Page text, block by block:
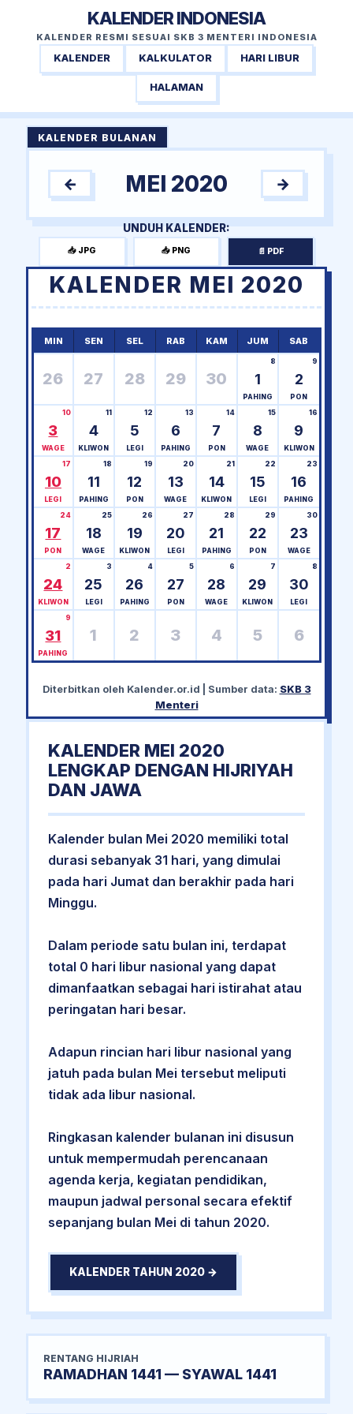
KALENDER INDONESIA
KALENDER RESMI SESUAI SKB 3 MENTERI INDONESIA
KALENDER KALKULATOR HARI LIBUR
HALAMAN
KALENDER BULANAN
← MEI 2020 →
UNDUH KALENDER:
📥 JPG 📥 PNG 📄 PDF
KALENDER MEI 2020
MIN SEN SEL RAB KAM JUM SAB
26 27 28 29 30 1
8
PAHING
2
9
PON
3
10
WAGE
4
11
KLIWON
5
12
LEGI
6
13
PAHING
7
14
PON
8
15
WAGE
9
16
KLIWON
10
17
LEGI
11
18
PAHING
12
19
PON
13
20
WAGE
14
21
KLIWON
15
22
LEGI
16
23
PAHING
17
24
PON
18
25
WAGE
19
26
KLIWON
20
27
LEGI
21
28
PAHING
22
29
PON
23
30
WAGE
24
2
KLIWON
25
3
LEGI
26
4
PAHING
27
5
PON
28
6
WAGE
29
7
KLIWON
30
8
LEGI
31
9
PAHING
1 2 3 4 5 6
Diterbitkan oleh Kalender.or.id | Sumber data: SKB 3
Menteri
KALENDER MEI 2020
LENGKAP DENGAN HIJRIYAH
DAN JAWA
Kalender bulan Mei 2020 memiliki total
durasi sebanyak 31 hari, yang dimulai
pada hari Jumat dan berakhir pada hari
Minggu.
Dalam periode satu bulan ini, terdapat
total 0 hari libur nasional yang dapat
dimanfaatkan sebagai hari istirahat atau
peringatan hari besar.
Adapun rincian hari libur nasional yang
jatuh pada bulan Mei tersebut meliputi
tidak ada libur nasional.
Ringkasan kalender bulanan ini disusun
untuk mempermudah perencanaan
agenda kerja, kegiatan pendidikan,
maupun jadwal personal secara efektif
sepanjang bulan Mei di tahun 2020.
KALENDER TAHUN 2020 →
RENTANG HIJRIAH
RAMADHAN 1441 — SYAWAL 1441